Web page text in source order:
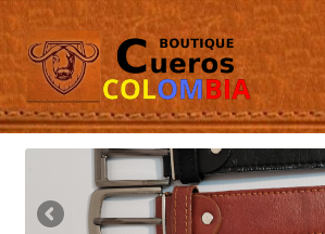
Ir
a
la
navegación
Ir
al
contenido
Inicio
Masculino